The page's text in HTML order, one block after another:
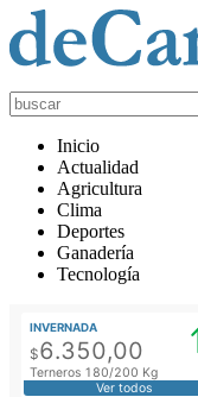
deCampoNoticias
Actualidad
Agropecuaria
Inicio
Actualidad
Agricultura
Clima
Deportes
Ganadería
Tecnología
INVERNADA
$6.350,00
Terneros 180/200 Kg
Ver todos